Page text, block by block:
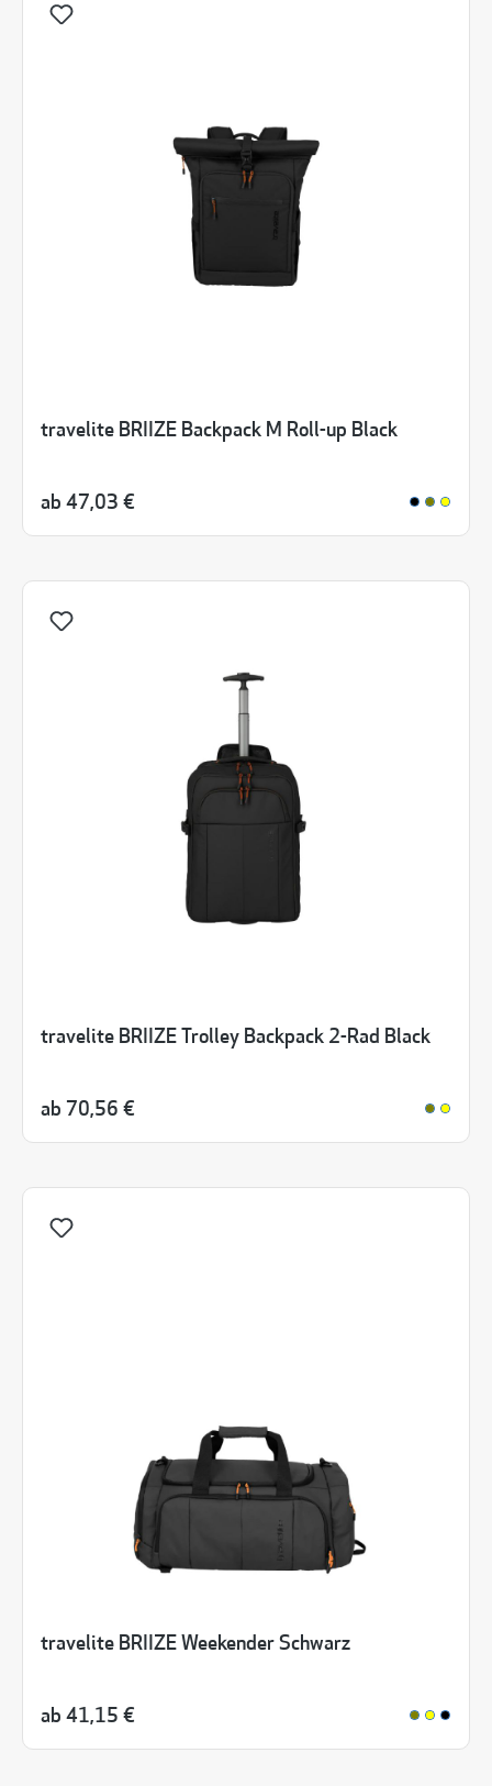
travelite BRIIZE Backpack M Roll-up Black
ab 47,03 €
travelite BRIIZE Trolley Backpack 2-Rad Black
ab 70,56 €
travelite BRIIZE Weekender Schwarz
ab 41,15 €